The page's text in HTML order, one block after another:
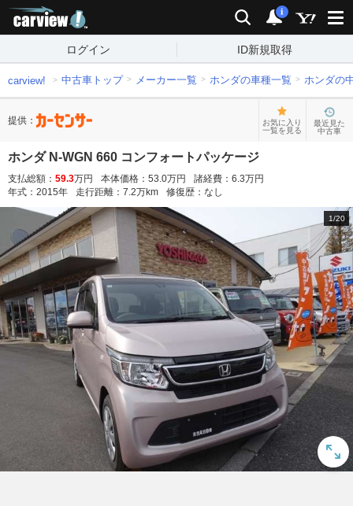
検索 通知
i
ログイン ID新規取得
carview! 中古車トップ メーカー一覧 ホンダの車種一覧 ホンダの
提供：
お気に入り
一覧を見る
最近見た
中古車
ホンダ N-WGN 660 コンフォートパッケージ
支払総額： 59.3万円 本体価格： 53.0万円 諸経費： 6.3万円
年式： 2015年 走行距離： 7.2万km 修復歴： なし
1/20